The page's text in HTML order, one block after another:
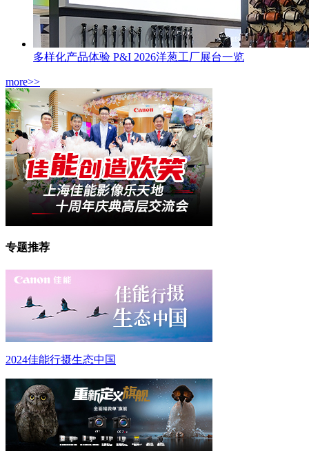
多样化产品体验 P&I 2026洋葱工厂展台一览
more>>
专题推荐
2024佳能行摄生态中国